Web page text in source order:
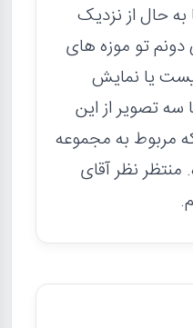
حال از نزدیک
تو موزه های
یا نمایش
سه تصویر از این
مربوط به مجموعه
نظر آقای